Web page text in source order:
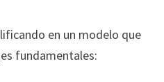
en un modelo que
fundamentales: